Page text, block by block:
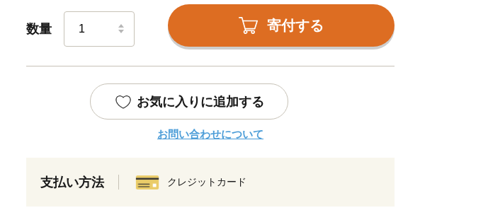
数量 寄付する
お気に入りに追加する
お問い合わせについて
支払い方法 クレジットカード